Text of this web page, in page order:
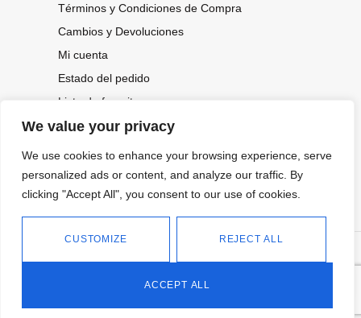
We value your privacy
We use cookies to enhance your browsing experience, serve
personalized ads or content, and analyze our traffic. By
clicking "Accept All", you consent to our use of cookies.
CUSTOMIZE REJECT ALL
ACCEPT ALL
Términos y Condiciones de Compra
Cambios y Devoluciones
Mi cuenta
Estado del pedido
Lista de favoritos
CONOCE NUESTRAS NOVEDADES,
OFERTAS...
2026.